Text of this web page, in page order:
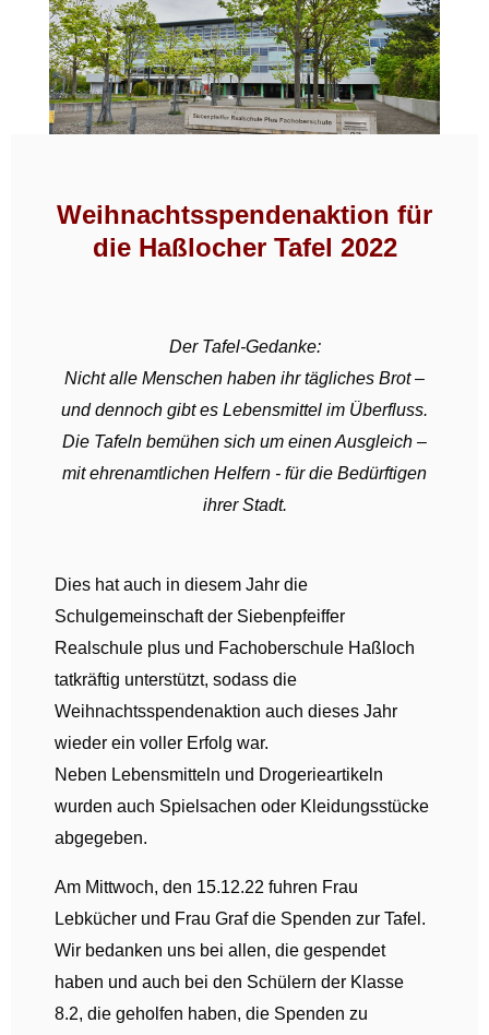
Weihnachtsspendenaktion für
die Haßlocher Tafel 2022
Der Tafel-Gedanke:
Nicht alle Menschen haben ihr tägliches Brot –
und dennoch gibt es Lebensmittel im Überfluss.
Die Tafeln bemühen sich um einen Ausgleich –
mit ehrenamtlichen Helfern - für die Bedürftigen
ihrer Stadt.
Dies hat auch in diesem Jahr die
Schulgemeinschaft der Siebenpfeiffer
Realschule plus und Fachoberschule Haßloch
tatkräftig unterstützt, sodass die
Weihnachtsspendenaktion auch dieses Jahr
wieder ein voller Erfolg war.
Neben Lebensmitteln und Drogerieartikeln
wurden auch Spielsachen oder Kleidungsstücke
abgegeben.
Am Mittwoch, den 15.12.22 fuhren Frau
Lebkücher und Frau Graf die Spenden zur Tafel.
Wir bedanken uns bei allen, die gespendet
haben und auch bei den Schülern der Klasse
8.2, die geholfen haben, die Spenden zu